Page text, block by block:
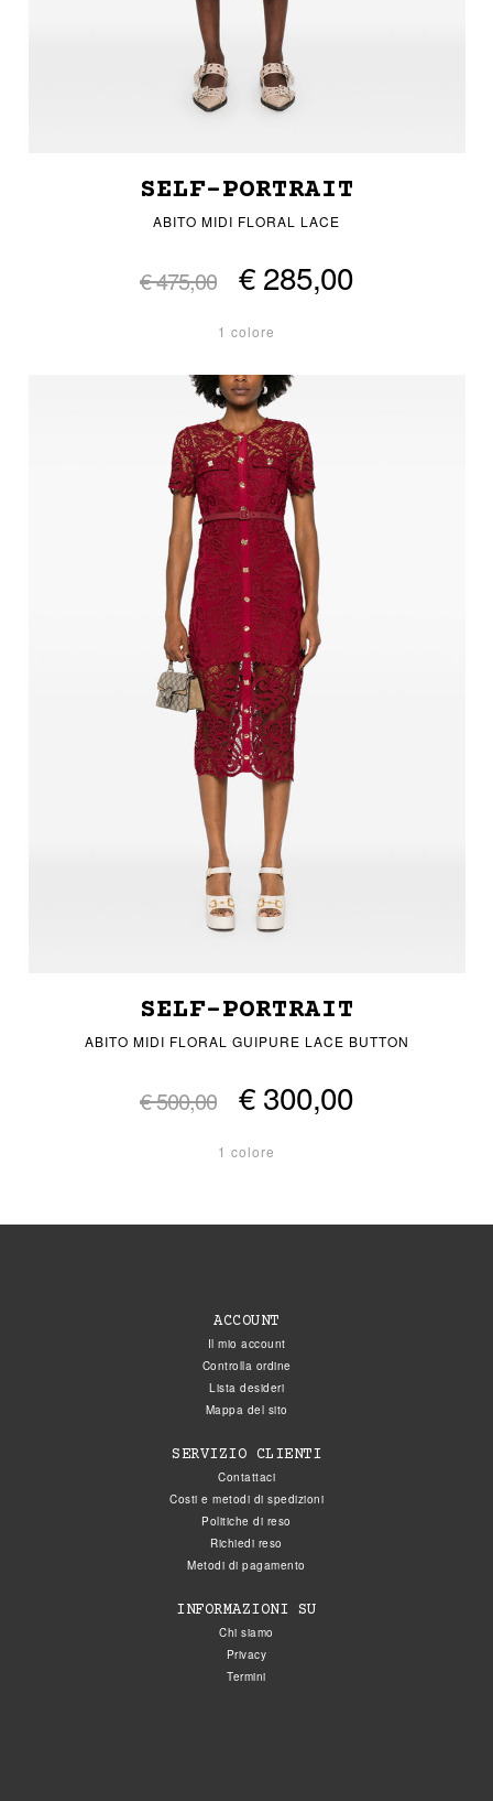
SELF-PORTRAIT
ABITO MIDI FLORAL LACE
€ 475,00 € 285,00
1 colore
SELF-PORTRAIT
ABITO MIDI FLORAL GUIPURE LACE BUTTON
€ 500,00 € 300,00
1 colore
ACCOUNT
Il mio account
Controlla ordine
Lista desideri
Mappa del sito
SERVIZIO CLIENTI
Contattaci
Costi e metodi di spedizioni
Politiche di reso
Richiedi reso
Metodi di pagamento
INFORMAZIONI SU
Chi siamo
Privacy
Termini